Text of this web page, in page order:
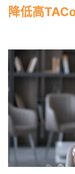
降低高